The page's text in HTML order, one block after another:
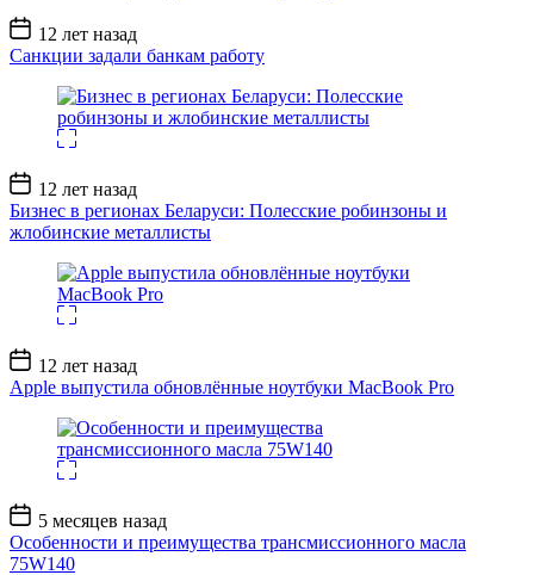
Дата
записи
12 лет назад
Санкции задали банкам работу
Дата
записи
12 лет назад
Бизнес в регионах Беларуси: Полесские робинзоны и
жлобинские металлисты
Дата
записи
12 лет назад
Apple выпустила обновлённые ноутбуки MacBook Pro
Дата
записи
5 месяцев назад
Особенности и преимущества трансмиссионного масла
75W140